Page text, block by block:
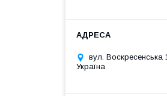
вул. Воскресенська
Україна